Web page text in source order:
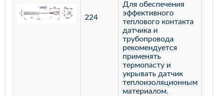
224
Для обеспечения
эффективного
теплового контакта
датчика и
трубопровода
рекомендуется
применять
термопасту и
укрывать датчик
теплоизоляционным
материалом.